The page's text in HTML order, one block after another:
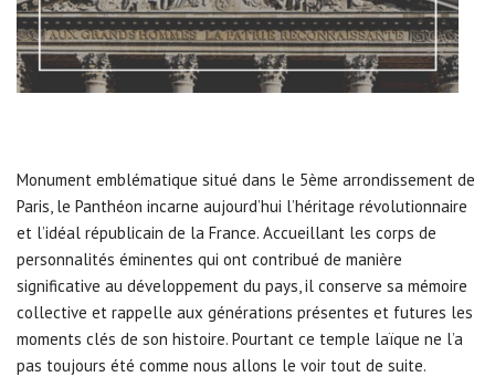
Monument emblématique situé dans le 5ème arrondissement de
Paris, le Panthéon incarne aujourd’hui l’héritage révolutionnaire
et l’idéal républicain de la France. Accueillant les corps de
personnalités éminentes qui ont contribué de manière
significative au développement du pays, il conserve sa mémoire
collective et rappelle aux générations présentes et futures les
moments clés de son histoire. Pourtant ce temple laïque ne l’a
pas toujours été comme nous allons le voir tout de suite.